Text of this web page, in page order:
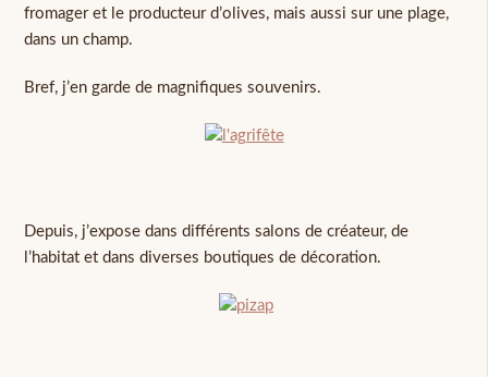
fromager et le producteur d’olives, mais aussi sur une plage,
dans un champ.
Bref, j’en garde de magnifiques souvenirs.
Depuis, j’expose dans différents salons de créateur, de
l’habitat et dans diverses boutiques de décoration.